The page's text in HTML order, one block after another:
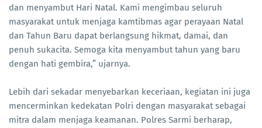
dan menyambut Hari Natal. Kami mengimbau seluruh
masyarakat untuk menjaga kamtibmas agar perayaan Natal
dan Tahun Baru dapat berlangsung hikmat, damai, dan
penuh sukacita. Semoga kita menyambut tahun yang baru
dengan hati gembira,” ujarnya.
Lebih dari sekadar menyebarkan keceriaan, kegiatan ini juga
mencerminkan kedekatan Polri dengan masyarakat sebagai
mitra dalam menjaga keamanan. Polres Sarmi berharap,